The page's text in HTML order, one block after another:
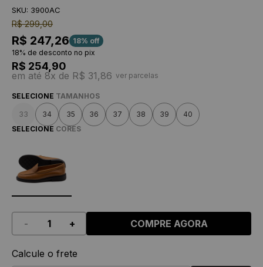
SKU: 3900AC
R$ 299,00
R$ 247,26 18% off
18% de desconto no pix
R$ 254,90
em até 8x de R$ 31,86 ver parcelas
SELECIONE TAMANHOS
33 34 35 36 37 38 39
40
SELECIONE CORES
+
- COMPRE AGORA
Calcule o frete